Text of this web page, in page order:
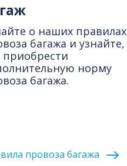
о наших правилах
багажа и узнайте,
приобрести
норму
багажа.
провоза багажа